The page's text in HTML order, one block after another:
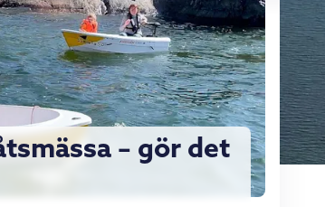
– gör det